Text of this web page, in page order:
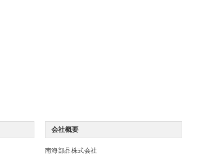
会社概要
南海部品株式会社